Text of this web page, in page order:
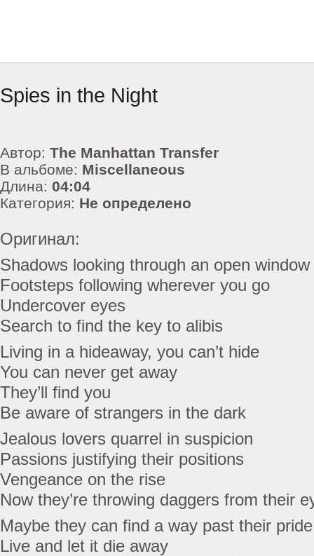
Spies in the Night
Автор: The Manhattan Transfer
В альбоме: Miscellaneous
Длина: 04:04
Категория: Не определено
Оригинал:
Shadows looking through an open window
Footsteps following wherever you go
Undercover eyes
Search to find the key to alibis
Living in a hideaway, you can’t hide
You can never get away
They’ll find you
Be aware of strangers in the dark
Jealous lovers quarrel in suspicion
Passions justifying their positions
Vengeance on the rise
Now they’re throwing daggers from their
Maybe they can find a way past their pride
Live and let it die away